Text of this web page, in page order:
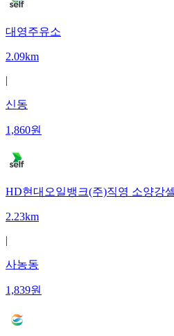
대영주유소
2.09km
|
신동
1,860원
HD현대오일뱅크(주)직영 소양강
2.23km
|
사농동
1,839원